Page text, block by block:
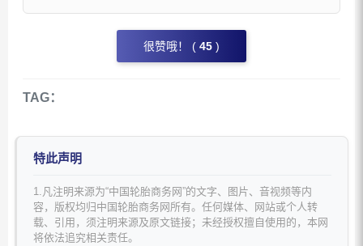
很赞哦！ ( 45 )
TAG：
特此声明
1.凡注明来源为“中国轮胎商务网”的文字、图片、音视频等内
容，版权均归中国轮胎商务网所有。任何媒体、网站或个人转
载、引用，须注明来源及原文链接；未经授权擅自使用的，本网
将依法追究相关责任。